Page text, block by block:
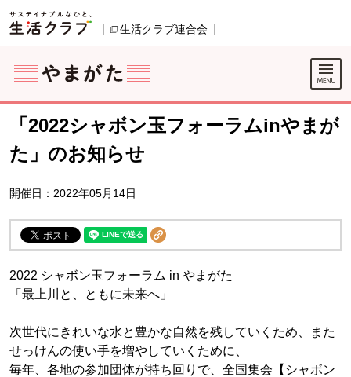
ページの先頭です。
生活クラブ連合会
ここからサイト内共通メニューです。
サイト内共通メニューをスキップする
サイト内共通メニューここまで。
「2022シャボン玉フォーラムinやまが
た」のお知らせ
開催日：2022年05月14日
2022 シャボン玉フォーラム in やまがた
「最上川と、ともに未来へ」
次世代にきれいな水と豊かな自然を残していくため、また
せっけんの使い手を増やしていくために、
毎年、各地の参加団体が持ち回りで、全国集会【シャボン